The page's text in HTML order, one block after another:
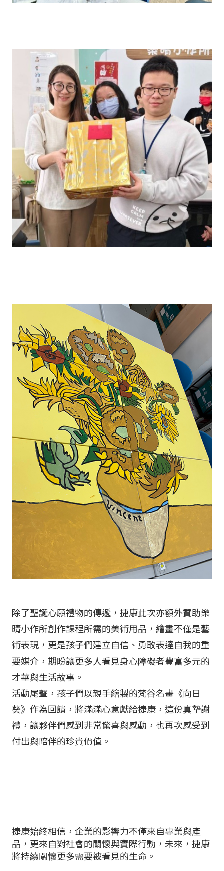
除了聖誕心願禮物的傳遞，捷康此次亦額外贊助樂
晴小作所創作課程所需的美術用品，繪畫不僅是藝
術表現，更是孩子們建立自信、勇敢表達自我的重
要媒介，期盼讓更多人看見身心障礙者豐富多元的
才華與生活故事。
活動尾聲，孩子們以親手繪製的梵谷名畫《向日
葵》作為回饋，將滿滿心意獻給捷康，這份真摯謝
禮，讓夥伴們感到非常驚喜與感動，也再次感受到
付出與陪伴的珍貴價值。
捷康始終相信，企業的影響力不僅來自專業與產
品，更來自對社會的關懷與實際行動，未來，捷康
將持續關懷更多需要被看見的生命。